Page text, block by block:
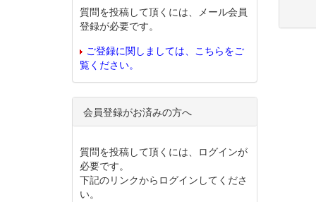
質問を投稿して頂くには、メール会員
登録が必要です。
ご登録に関しましては、こちらをご
覧ください。
会員登録がお済みの方へ
質問を投稿して頂くには、ログインが
必要です。
下記のリンクからログインしてくださ
い。